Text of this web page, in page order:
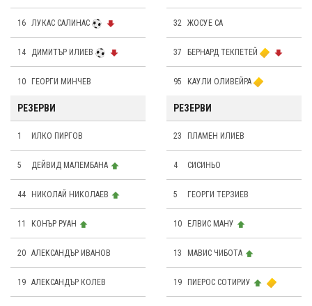
16 ЛУКАС САЛИНАС
14 ДИМИТЪР ИЛИЕВ
10 ГЕОРГИ МИНЧЕВ
РЕЗЕРВИ
1 ИЛКО ПИРГОВ
5 ДЕЙВИД МАЛЕМБАНА
44 НИКОЛАЙ НИКОЛАЕВ
11 КОНЪР РУАН
20 АЛЕКСАНДЪР ИВАНОВ
19 АЛЕКСАНДЪР КОЛЕВ
32 ЖОСУЕ СА
37 БЕРНАРД ТЕКПЕТЕЙ
95 КАУЛИ ОЛИВЕЙРА
РЕЗЕРВИ
23 ПЛАМЕН ИЛИЕВ
4 СИСИНЬО
5 ГЕОРГИ ТЕРЗИЕВ
10 ЕЛВИС МАНУ
13 МАВИС ЧИБОТА
19 ПИЕРОС СОТИРИУ